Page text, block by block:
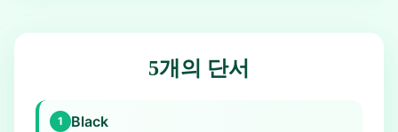
5개의 단서
1 Black